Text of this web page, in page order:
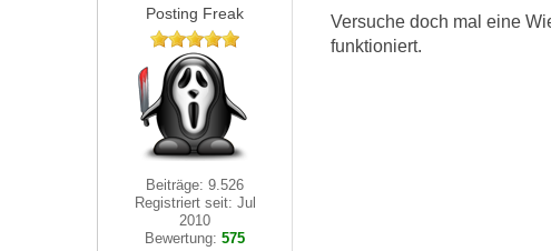
Posting Freak
Beiträge: 9.526
Registriert seit: Jul
2010
Bewertung:575
Versuche doch mal eine
funktioniert.